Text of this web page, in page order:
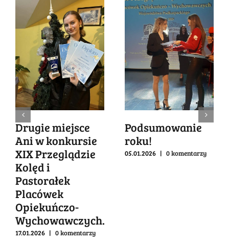
Drugie miejsce
Ani w konkursie
XIX Przeglądzie
Kolęd i
Pastorałek
Placówek
Opiekuńczo-
Wychowawczych.
17.01.2026 | 0 komentarzy
Podsumowanie
roku!
05.01.2026 | 0 komentarzy